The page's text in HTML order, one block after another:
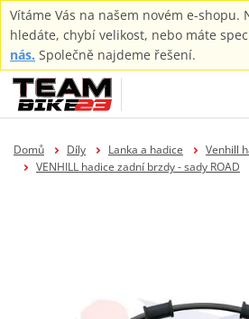
Vítáme Vás na našem novém e-shopu.
hledáte, chybí velikost, nebo máte
nás. Společně najdeme řešení.
Domů Díly Lanka a hadice
Venhill
VENHILL hadice zadní brzdy - sady ROAD